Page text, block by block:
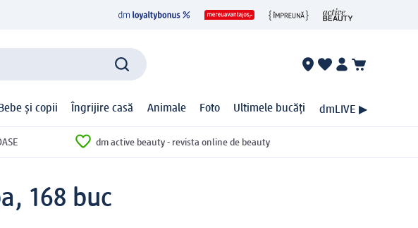
și copii Îngrijire casă Animale Foto Ultimele bucăți dmLIVE ▶
dm active beauty - revista online de beauty
168 buc